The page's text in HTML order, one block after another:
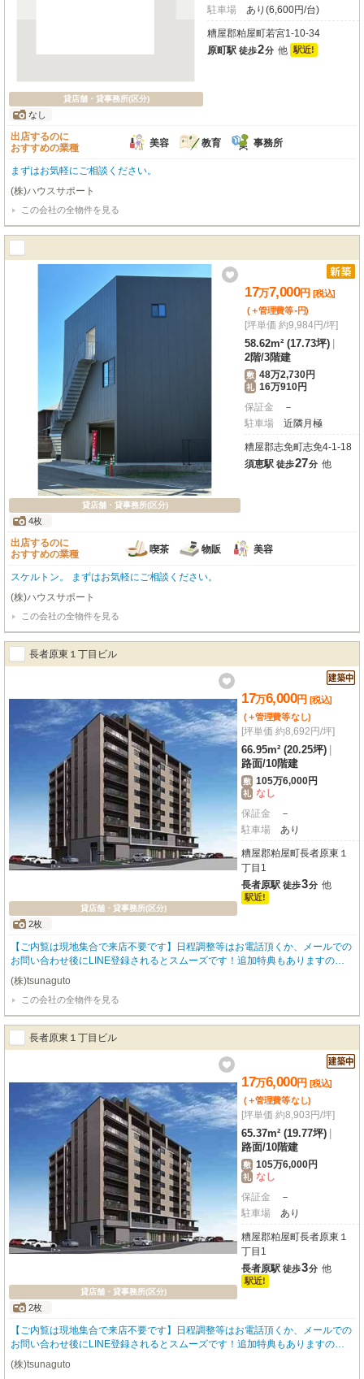
貸店舗・貸事務所(区分)
なし
駐車場
あり(6,600円/台)
糟屋郡粕屋町若宮1-10-34
原町駅 徒歩2分 他 駅近!
出店するのに
おすすめの業種
美容 教育 事務所
まずはお気軽にご相談ください。
(株)ハウスサポート
この会社の全物件を見る
貸店舗・貸事務所(区分)
4枚
17万7,000円 [税込]
(＋管理費等-円)
[坪単価 約9,984円/坪]
58.62m² (17.73坪)
2階/3階建
敷 48万2,730円
礼 16万910円
保証金
－
駐車場
近隣月極
糟屋郡志免町志免4-1-18
須恵駅 徒歩27分 他
出店するのに
おすすめの業種
喫茶 物販 美容
スケルトン。 まずはお気軽にご相談ください。
(株)ハウスサポート
この会社の全物件を見る
長者原東１丁目ビル
貸店舗・貸事務所(区分)
2枚
17万6,000円 [税込]
(＋管理費等なし)
[坪単価 約8,692円/坪]
66.95m² (20.25坪)
路面/10階建
敷 105万6,000円
礼 なし
保証金
－
駐車場
あり
糟屋郡粕屋町長者原東１
丁目1
長者原駅 徒歩3分 他
駅近!
【ご内覧は現地集合で来店不要です】日程調整等はお電話頂くか、メールでの
お問い合わせ後にLINE登録されるとスムーズです！追加特典もありますので
詳細はお気軽にお問い合わせ下さい♪
(株)tsunaguto
この会社の全物件を見る
長者原東１丁目ビル
貸店舗・貸事務所(区分)
2枚
17万6,000円 [税込]
(＋管理費等なし)
[坪単価 約8,903円/坪]
65.37m² (19.77坪)
路面/10階建
敷 105万6,000円
礼 なし
保証金
－
駐車場
あり
糟屋郡粕屋町長者原東１
丁目1
長者原駅 徒歩3分 他
駅近!
【ご内覧は現地集合で来店不要です】日程調整等はお電話頂くか、メールでの
お問い合わせ後にLINE登録されるとスムーズです！追加特典もありますので
詳細はお気軽にお問い合わせ下さい♪
(株)tsunaguto